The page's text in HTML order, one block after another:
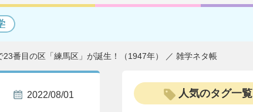
23番目の区「練馬区」が誕生！（1947年） ／ 雑学ネタ帳
2022/08/01 人気のタグ一覧